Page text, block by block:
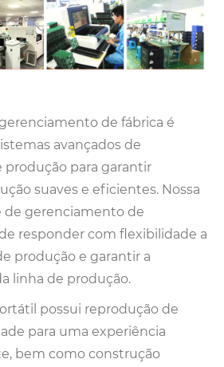
de fábrica é
avançados de
para garantir
suaves e eficientes. Nossa
gerenciamento de
responder com flexibilidade a
produção e garantir a
linha de produção.
possui reprodução de
para uma experiência
bem como construção